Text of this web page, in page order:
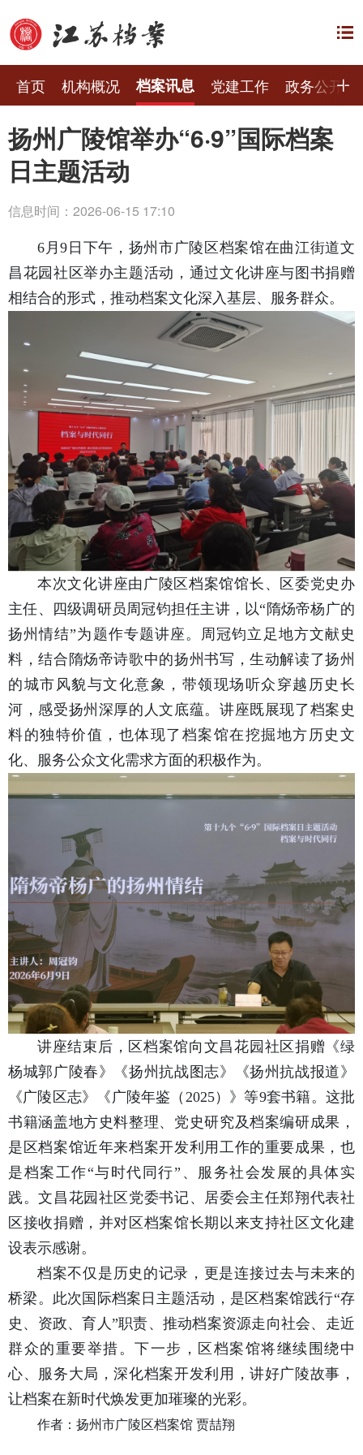
首页 机构概况 档案讯息 党建工作 政务公开
扬州广陵馆举办“6·9”国际档案
日主题活动
信息时间：2026-06-15 17:10
6月9日下午，扬州市广陵区档案馆在曲江街道文
昌花园社区举办主题活动，通过文化讲座与图书捐赠
相结合的形式，推动档案文化深入基层、服务群众。
本次文化讲座由广陵区档案馆馆长、区委党史办
主任、四级调研员周冠钧担任主讲，以“隋炀帝杨广的
扬州情结”为题作专题讲座。周冠钧立足地方文献史
料，结合隋炀帝诗歌中的扬州书写，生动解读了扬州
的城市风貌与文化意象，带领现场听众穿越历史长
河，感受扬州深厚的人文底蕴。讲座既展现了档案史
料的独特价值，也体现了档案馆在挖掘地方历史文
化、服务公众文化需求方面的积极作为。
讲座结束后，区档案馆向文昌花园社区捐赠《绿
杨城郭广陵春》《扬州抗战图志》《扬州抗战报道》
《广陵区志》《广陵年鉴（2025）》等9套书籍。这批
书籍涵盖地方史料整理、党史研究及档案编研成果，
是区档案馆近年来档案开发利用工作的重要成果，也
是档案工作“与时代同行”、服务社会发展的具体实
践。文昌花园社区党委书记、居委会主任郑翔代表社
区接收捐赠，并对区档案馆长期以来支持社区文化建
设表示感谢。
档案不仅是历史的记录，更是连接过去与未来的
桥梁。此次国际档案日主题活动，是区档案馆践行“存
史、资政、育人”职责、推动档案资源走向社会、走近
群众的重要举措。下一步，区档案馆将继续围绕中
心、服务大局，深化档案开发利用，讲好广陵故事，
让档案在新时代焕发更加璀璨的光彩。
作者：扬州市广陵区档案馆 贾喆翔